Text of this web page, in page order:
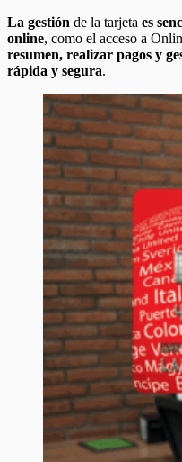
La gestión de la tarjeta es
online, como el acceso a
resumen, realizar pagos y
rápida y segura.